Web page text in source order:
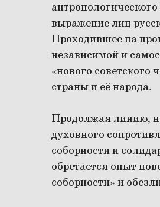
выражение лиц
Проходившее на
независимой и
«нового советского
страны и её народа.
Продолжая линию,
духовного
соборности и
обретается опыт
соборности» и